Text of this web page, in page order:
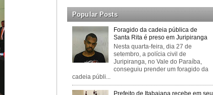
Popular Posts
Foragido da cadeia pública de
Santa Rita é preso em Juripiranga
Nesta quarta-feira, dia 27 de
setembro, a polícia civil de
Juripiranga, no Vale do Paraíba,
conseguiu prender um foragido da
cadeia públi...
Prefeito de Itabaiana recebe em seu